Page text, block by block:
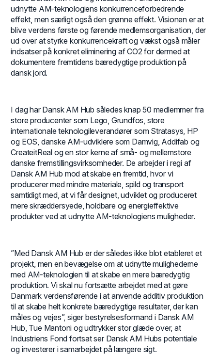
udnytte AM-teknologiens konkurrenceforbedrende
effekt, men særligt også den grønne effekt. Visionen er at
blive verdens første og førende medlemsorganisation, der
ud over at styrke konkurrencekraft og vækst også måler
indsatser på konkret eliminering af CO2 for dermed at
dokumentere fremtidens bæredygtige produktion på
dansk jord.
I dag har Dansk AM Hub således knap 50 medlemmer fra
store producenter som Lego, Grundfos, store
internationale teknologileverandører som Stratasys, HP
og EOS, danske AM-udviklere som Damvig, Addifab og
CreateitReal og en stor kerne af små- og mellemstore
danske fremstillingsvirksomheder. De arbejder i regi af
Dansk AM Hub mod at skabe en fremtid, hvor vi
producerer med mindre materiale, spild og transport
samtidigt med, at vi får designet, udviklet og produceret
mere skræddersyede, holdbare og energieffektive
produkter ved at udnytte AM-teknologiens muligheder.
”Med Dansk AM Hub er der således ikke blot etableret et
projekt, men en bevægelse om at udnytte mulighederne
med AM-teknologien til at skabe en mere bæredygtig
produktion. Vi skal nu fortsætte arbejdet med at gøre
Danmark verdensførende i at anvende additiv produktion
til at skabe helt konkrete bæredygtige resultater, der kan
måles og vejes”, siger bestyrelsesformand i Dansk AM
Hub, Tue Mantoni og udtrykker stor glæde over, at
Industriens Fond fortsat ser Dansk AM Hubs potentiale
og investerer i samarbejdet på længere sigt.